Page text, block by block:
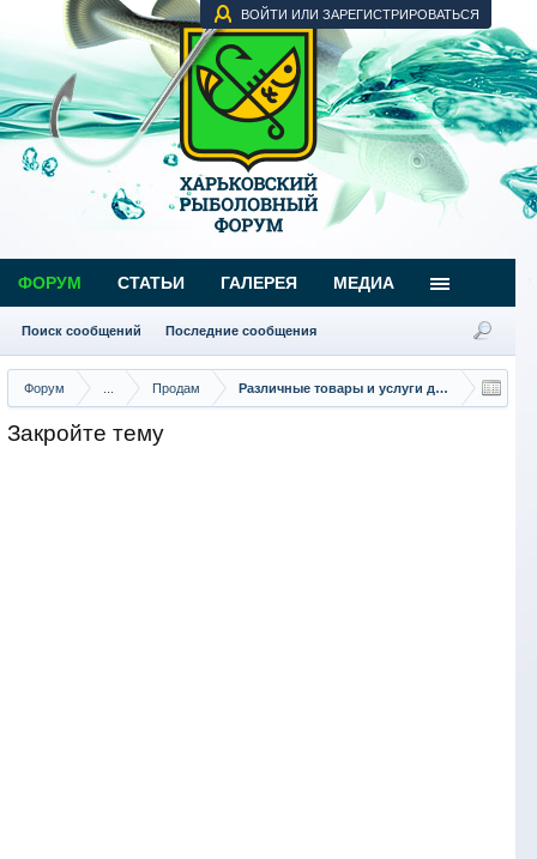
ВОЙТИ ИЛИ ЗАРЕГИСТРИРОВАТЬСЯ
Форум Продам Различные товары и услуги для рыбаков
Закройте тему
ФОРУМ
Поиск сообщений Последние сообщения
СТАТЬИ ГАЛЕРЕЯ МЕДИА